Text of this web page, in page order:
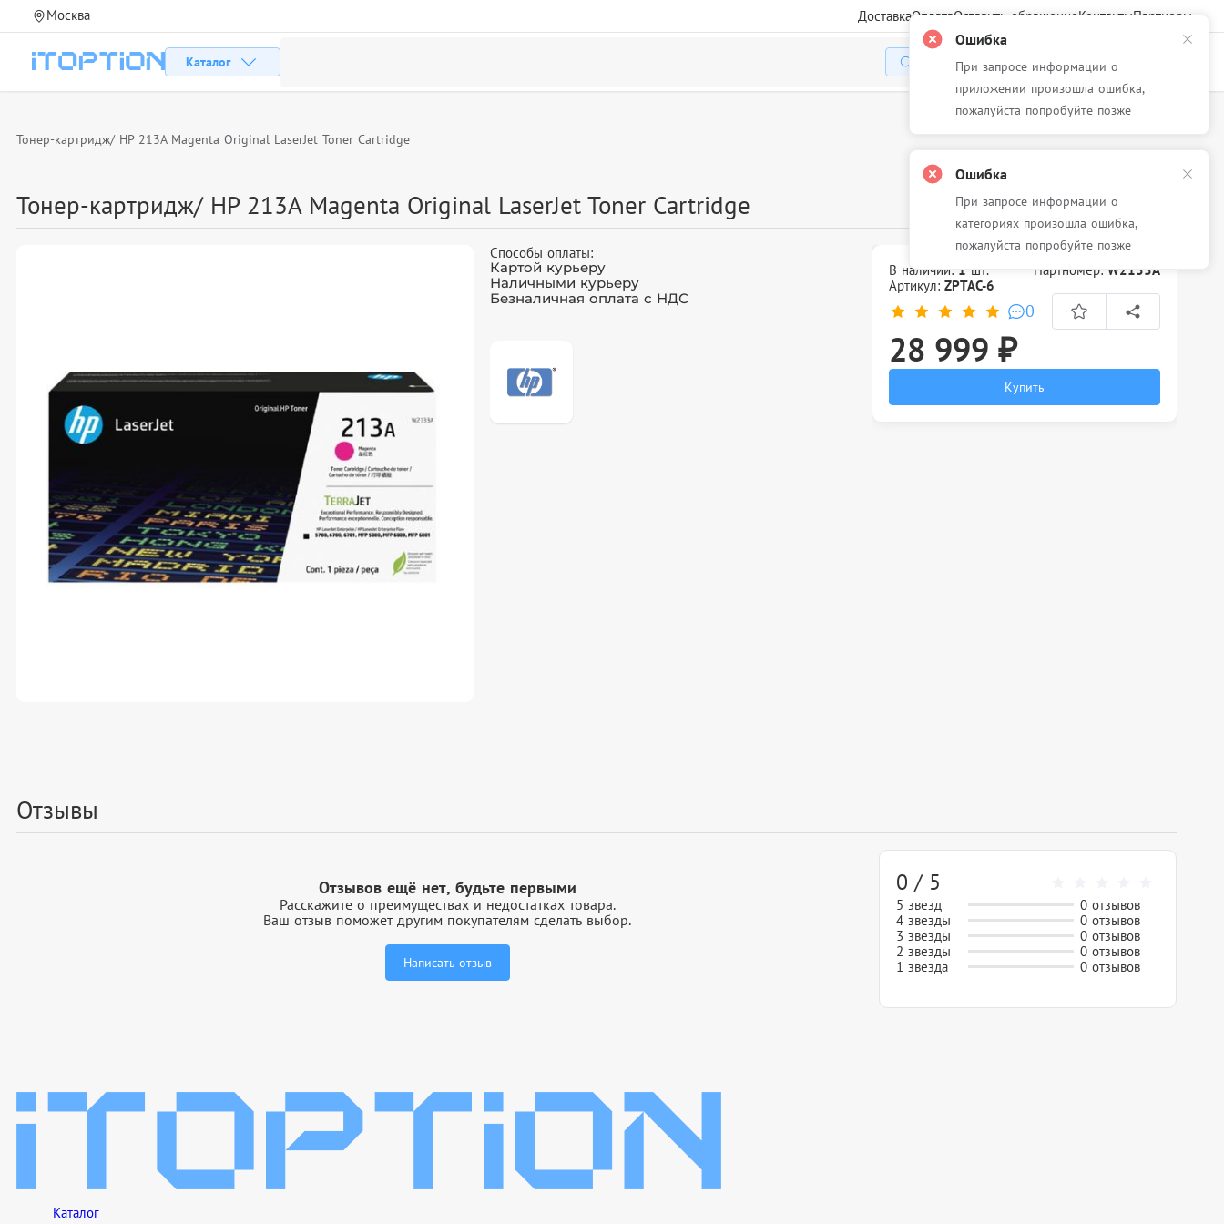
Москва ДоставкаОплатаОставить обращениеКонтактыПартнеры
Каталог
Избранное Корзина
Тонер-картридж/ HP 213A Magenta Original LaserJet Toner Cartridge
Тонер-картридж/ HP 213A Magenta Original LaserJet Toner Cartridge
Способы оплаты:
Картой курьеру
Наличными курьеру
Безналичная оплата с НДС
В наличии: 1 шт. Партномер: W2133A
Артикул: ZPTAC-6
0
28 999 ₽
Купить
Отзывы
Отзывов ещё нет, будьте первыми
Расскажите о преимуществах и недостатках товара.
Ваш отзыв поможет другим покупателям сделать выбор.
Написать отзыв
0 / 5
5 звезд
0 отзывов
4 звезды
0 отзывов
3 звезды
0 отзывов
2 звезды
0 отзывов
1 звезда
0 отзывов
Каталог
Ошибка
При запросе информации о
приложении произошла ошибка,
пожалуйста попробуйте позже
Ошибка
При запросе информации о
категориях произошла ошибка,
пожалуйста попробуйте позже